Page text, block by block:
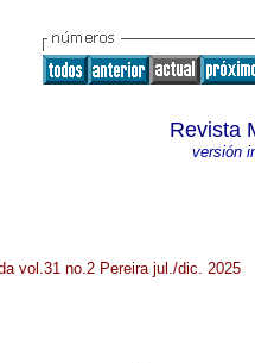
Revista
versión
vol.31 no.2 Pereira jul./dic. 2025